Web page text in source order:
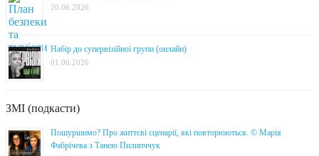
20.06.2026
Набір до супервізійної групи (онлайн)
01.06.2026
ЗМІ (подкасти)
Пошуршимо? Про життєві сценарії, які повторюються. © Марія
Фабрічева з Танею Пилипччук